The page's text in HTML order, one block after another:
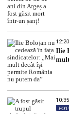
12:20
Ilie
10:35